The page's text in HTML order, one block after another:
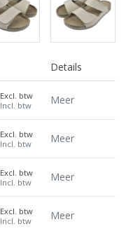
Details
Excl. btw
Incl. btw Meer
Excl. btw
Incl. btw Meer
Excl. btw
Incl. btw Meer
Excl. btw
Incl. btw Meer